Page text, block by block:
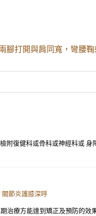
腳打開與肩同寬，彎腰鞠
附復健科或骨科或神經科或
節炎護膝深呼
治療方能達到矯正及預防的